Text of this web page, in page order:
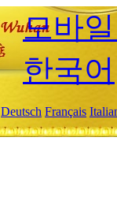
모바
한국어
Deutsch Français